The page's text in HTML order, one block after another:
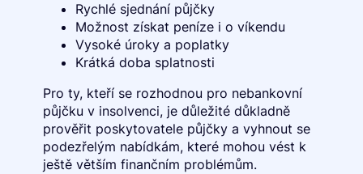
Rychlé sjednání půjčky
Možnost získat peníze i o víkendu
Vysoké úroky a poplatky
Krátká doba splatnosti
Pro ty, kteří se rozhodnou pro nebankovní
půjčku v insolvenci, je důležité důkladně
prověřit poskytovatele půjčky a vyhnout se
podezřelým nabídkám, které mohou vést k
ještě větším finančním problémům.